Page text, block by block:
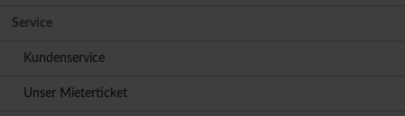
Service
Kundenservice
Unser Mieterticket